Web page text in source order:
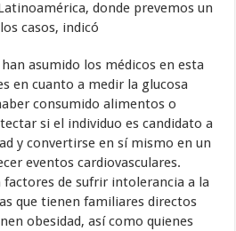
donde prevemos un
casos, indicó
asumido los médicos en esta
en cuanto a medir la glucosa
consumido alimentos o
si el individuo es candidato a
y convertirse en sí mismo en un
eventos cardiovasculares.
factores de sufrir intolerancia a la
que tienen familiares directos
obesidad, así como quienes